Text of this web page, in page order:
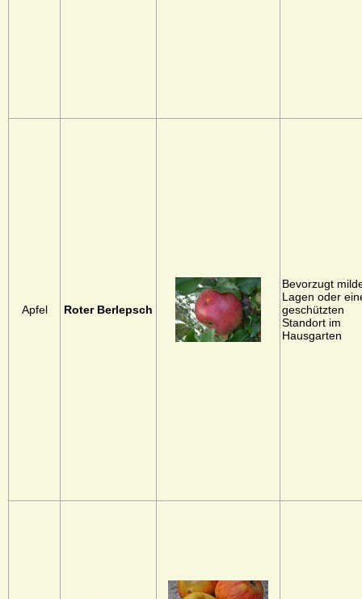
Apfel Roter Berlepsch
Bevorzugt
Lagen oder
geschützten
Standort im
Hausgarten